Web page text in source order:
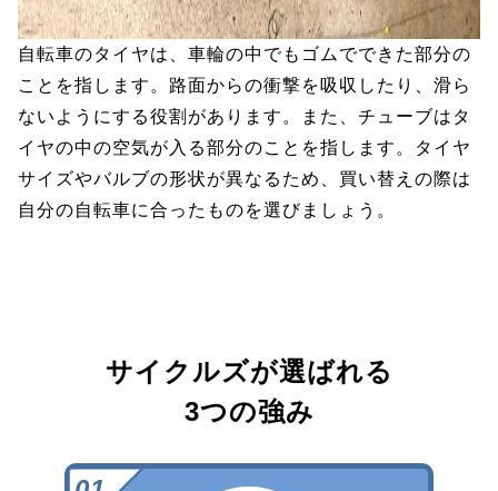
自転車のタイヤは、車輪の中でもゴムでできた部分の
ことを指します。路面からの衝撃を吸収したり、滑ら
ないようにする役割があります。また、チューブはタ
イヤの中の空気が入る部分のことを指します。タイヤ
サイズやバルブの形状が異なるため、買い替えの際は
自分の自転車に合ったものを選びましょう。
サイクルズが選ばれる
3つの強み